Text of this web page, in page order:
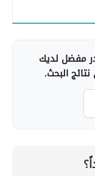
مفضل لديك
البحث.